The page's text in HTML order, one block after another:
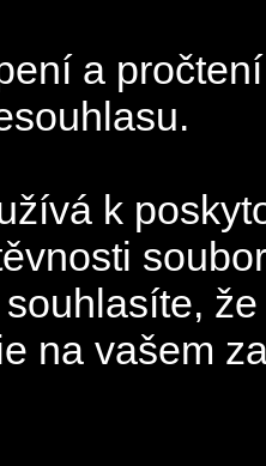
a
k
na vašem